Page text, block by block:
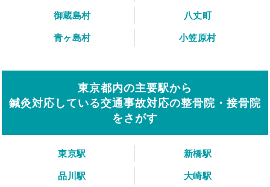
御蔵島村
八丈町
青ヶ島村
小笠原村
東京都内の主要駅から
鍼灸対応している交通事故対応の整骨院・接骨院
をさがす
東京駅
新橋駅
品川駅
大崎駅